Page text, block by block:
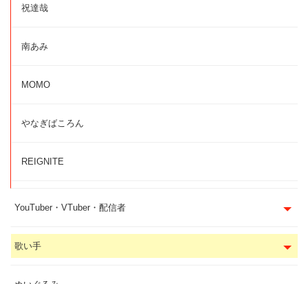
祝達哉
南あみ
MOMO
やなぎばころん
REIGNITE
YouTuber・VTuber・配信者
歌い手